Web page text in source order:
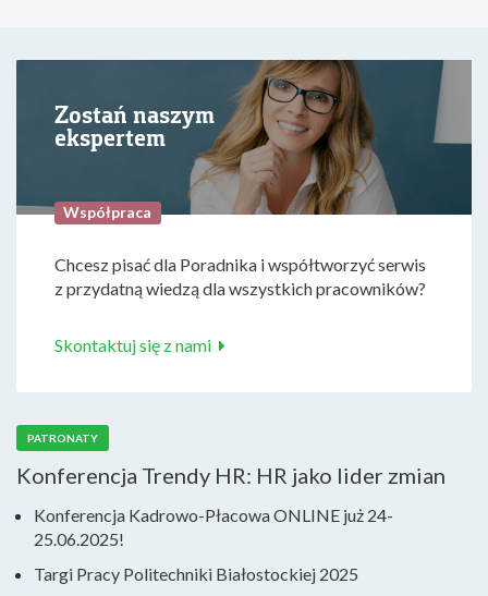
Zostań naszym
ekspertem
Współpraca
Chcesz pisać dla Poradnika i współtworzyć serwis
z przydatną wiedzą dla wszystkich pracowników?
Skontaktuj się z nami
PATRONATY
Konferencja Trendy HR: HR jako lider zmian
Konferencja Kadrowo-Płacowa ONLINE już 24-
25.06.2025!
Targi Pracy Politechniki Białostockiej 2025